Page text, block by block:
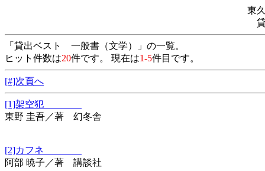
東
「貸出ベスト 一般書（文学）」の一覧。
ヒット件数は20件です。 現在は1-5件目です。
[#]次頁へ
[1]架空犯
東野 圭吾／著 幻冬舎
[2]カフネ
阿部 暁子／著 講談社